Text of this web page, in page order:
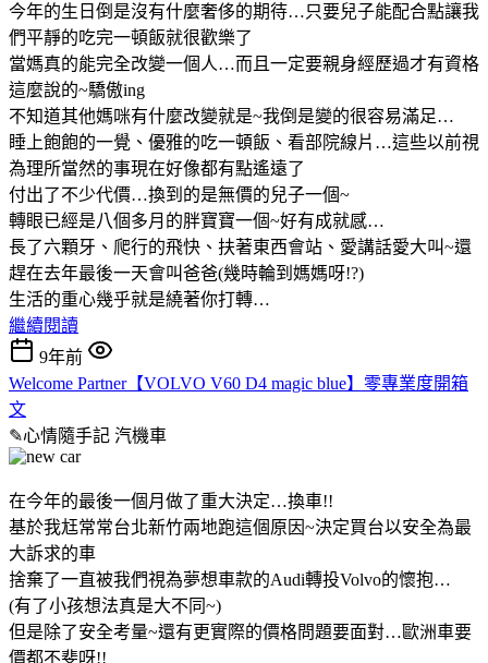
今年的生日倒是沒有什麼奢侈的期待…只要兒子能配合點讓我
們平靜的吃完一頓飯就很歡樂了
當媽真的能完全改變一個人…而且一定要親身經歷過才有資格
這麼說的~驕傲ing
不知道其他媽咪有什麼改變就是~我倒是變的很容易滿足…
睡上飽飽的一覺、優雅的吃一頓飯、看部院線片…這些以前視
為理所當然的事現在好像都有點遙遠了
付出了不少代價…換到的是無價的兒子一個~
轉眼已經是八個多月的胖寶寶一個~好有成就感…
長了六顆牙、爬行的飛快、扶著東西會站、愛講話愛大叫~還
趕在去年最後一天會叫爸爸(幾時輪到媽媽呀!?)
生活的重心幾乎就是繞著你打轉…
繼續閱讀
9年前
Welcome Partner【VOLVO V60 D4 magic blue】零專業度開箱
文
✎心情隨手記 汽機車
在今年的最後一個月做了重大決定…換車!!
基於我尪常常台北新竹兩地跑這個原因~決定買台以安全為最
大訴求的車
捨棄了一直被我們視為夢想車款的Audi轉投Volvo的懷抱…
(有了小孩想法真是大不同~)
但是除了安全考量~還有更實際的價格問題要面對…歐洲車要
價都不斐呀!!